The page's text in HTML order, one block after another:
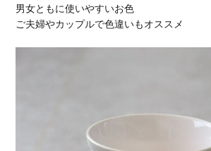
男女ともに使いやすいお色
ご夫婦やカップルで色違いもオススメ